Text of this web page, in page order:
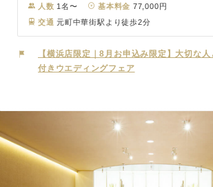
らかな印象。 バージンロードの先にオニキスを
うにチャペルを輝かせます。 挙式の後は、同じ
併設しており、移動の手間なくゲストの皆さま
す。
人数 1名〜 基本料金 77,000円
交通 元町中華街駅より徒歩2分
【横浜店限定｜8月お申込み限定】大切な
付きウエディングフェア